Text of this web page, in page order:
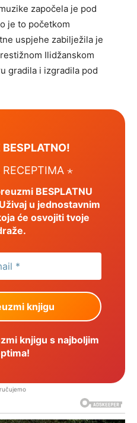
započela je pod
je to početkom
uspjehe zabilježila je
Ilidžanskom
gradila i izgradila pod
⋆
BESPLATNU
u jednostavnim
će osvojiti tvoje
knjigu s najboljim